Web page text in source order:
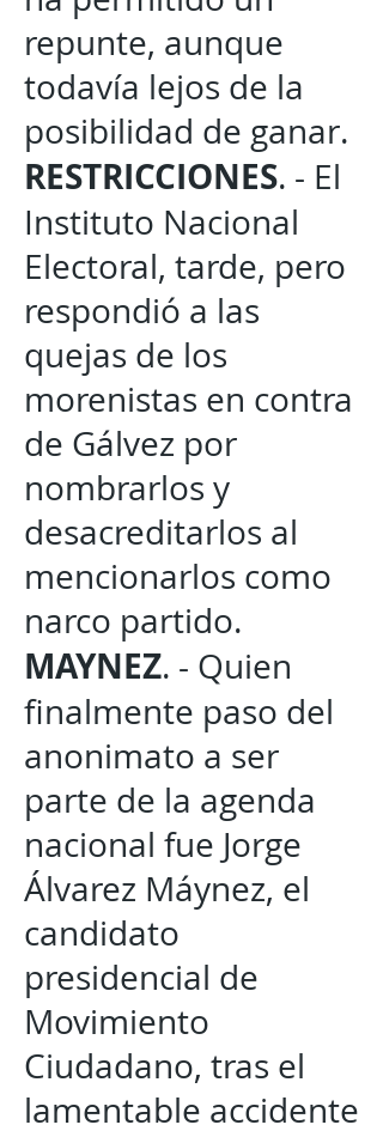
repunte, aunque
todavía lejos de la
posibilidad de ganar.
RESTRICCIONES. - El
Instituto Nacional
Electoral, tarde, pero
respondió a las
quejas de los
morenistas en contra
de Gálvez por
nombrarlos y
desacreditarlos al
mencionarlos como
narco partido.
MAYNEZ. - Quien
finalmente paso del
anonimato a ser
parte de la agenda
nacional fue Jorge
Álvarez Máynez, el
candidato
presidencial de
Movimiento
Ciudadano, tras el
lamentable accidente